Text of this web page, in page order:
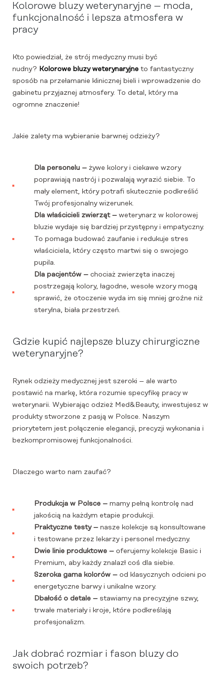
Kolorowe bluzy weterynaryjne – moda,
funkcjonalność i lepsza atmosfera w
pracy
Kto powiedział, że strój medyczny musi być
nudny? Kolorowe bluzy weterynaryjne to fantastyczny
sposób na przełamanie klinicznej bieli i wprowadzenie do
gabinetu przyjaznej atmosfery. To detal, który ma
ogromne znaczenie!
Jakie zalety ma wybieranie barwnej odzieży?
Dla personelu – żywe kolory i ciekawe wzory
poprawiają nastrój i pozwalają wyrazić siebie. To
mały element, który potrafi skutecznie podkreślić
Twój profesjonalny wizerunek.
Dla właścicieli zwierząt – weterynarz w kolorowej
bluzie wydaje się bardziej przystępny i empatyczny.
To pomaga budować zaufanie i redukuje stres
właściciela, który często martwi się o swojego
pupila.
Dla pacjentów – chociaż zwierzęta inaczej
postrzegają kolory, łagodne, wesołe wzory mogą
sprawić, że otoczenie wyda im się mniej groźne niż
sterylna, biała przestrzeń.
Gdzie kupić najlepsze bluzy chirurgiczne
weterynaryjne?
Rynek odzieży medycznej jest szeroki – ale warto
postawić na markę, która rozumie specyfikę pracy w
weterynarii. Wybierając odzież Med&Beauty, inwestujesz w
produkty stworzone z pasją w Polsce. Naszym
priorytetem jest połączenie elegancji, precyzji wykonania i
bezkompromisowej funkcjonalności.
Dlaczego warto nam zaufać?
Produkcja w Polsce – mamy pełną kontrolę nad
jakością na każdym etapie produkcji.
Praktyczne testy – nasze kolekcje są konsultowane
i testowane przez lekarzy i personel medyczny.
Dwie linie produktowe – oferujemy kolekcje Basic i
Premium, aby każdy znalazł coś dla siebie.
Szeroka gama kolorów – od klasycznych odcieni po
energetyczne barwy i unikalne wzory.
Dbałość o detale – stawiamy na precyzyjne szwy,
trwałe materiały i kroje, które podkreślają
profesjonalizm.
Jak dobrać rozmiar i fason bluzy do
swoich potrzeb?